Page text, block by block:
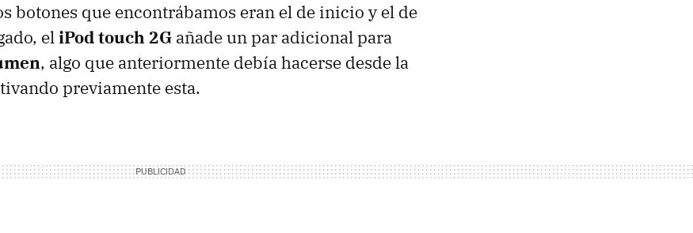
botones que encontrábamos eran el de inicio y el de
eliPod touch 2G añade un par adicional para
, algo que anteriormente debía hacerse desde la
previamente esta.